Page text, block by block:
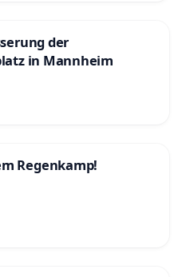
der
in Mannheim
Regenkamp!